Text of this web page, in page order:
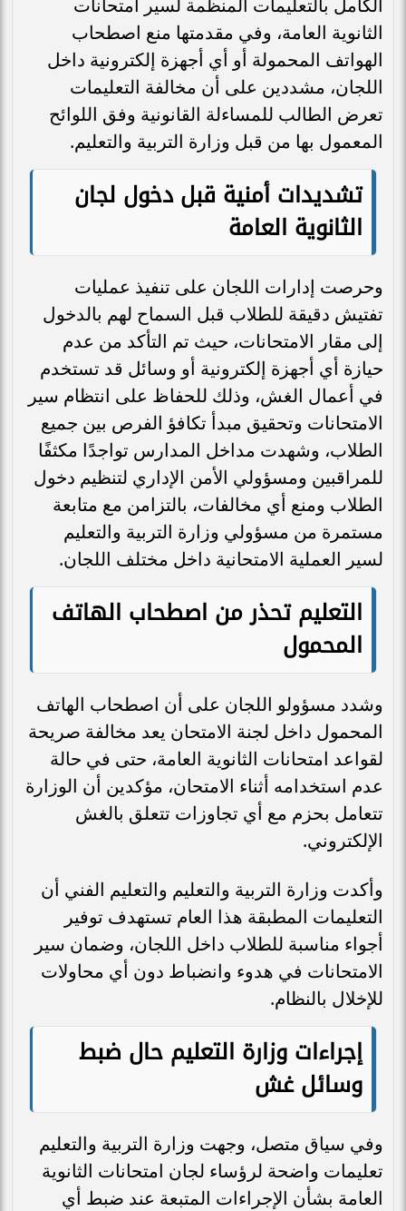
الثانوية العامة، وفي مقدمتها منع اصطحاب
الهواتف المحمولة أو أي أجهزة إلكترونية داخل
اللجان، مشددين على أن مخالفة التعليمات
تعرض الطالب للمساءلة القانونية وفق اللوائح
المعمول بها من قبل وزارة التربية والتعليم.
تشديدات أمنية قبل دخول لجان
الثانوية العامة
وحرصت إدارات اللجان على تنفيذ عمليات
تفتيش دقيقة للطلاب قبل السماح لهم بالدخول
إلى مقار الامتحانات، حيث تم التأكد من عدم
حيازة أي أجهزة إلكترونية أو وسائل قد تستخدم
في أعمال الغش، وذلك للحفاظ على انتظام سير
الامتحانات وتحقيق مبدأ تكافؤ الفرص بين جميع
الطلاب، وشهدت مداخل المدارس تواجدًا مكثفًا
للمراقبين ومسؤولي الأمن الإداري لتنظيم دخول
الطلاب ومنع أي مخالفات، بالتزامن مع متابعة
مستمرة من مسؤولي وزارة التربية والتعليم
لسير العملية الامتحانية داخل مختلف اللجان.
التعليم تحذر من اصطحاب الهاتف
المحمول
وشدد مسؤولو اللجان على أن اصطحاب الهاتف
المحمول داخل لجنة الامتحان يعد مخالفة صريحة
لقواعد امتحانات الثانوية العامة، حتى في حالة
عدم استخدامه أثناء الامتحان، مؤكدين أن الوزارة
تتعامل بحزم مع أي تجاوزات تتعلق بالغش
الإلكتروني.
وأكدت وزارة التربية والتعليم والتعليم الفني أن
التعليمات المطبقة هذا العام تستهدف توفير
أجواء مناسبة للطلاب داخل اللجان، وضمان سير
الامتحانات في هدوء وانضباط دون أي محاولات
للإخلال بالنظام.
إجراءات وزارة التعليم حال ضبط
وسائل غش
وفي سياق متصل، وجهت وزارة التربية والتعليم
تعليمات واضحة لرؤساء لجان امتحانات الثانوية
العامة بشأن الإجراءات المتبعة عند ضبط أي